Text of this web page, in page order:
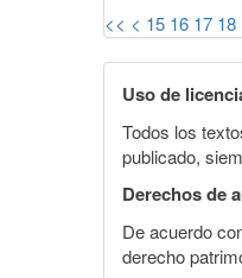
<< < 15 16 17 18
Uso de
Todos los
publicado,
Derechos de
De acuerdo
derecho